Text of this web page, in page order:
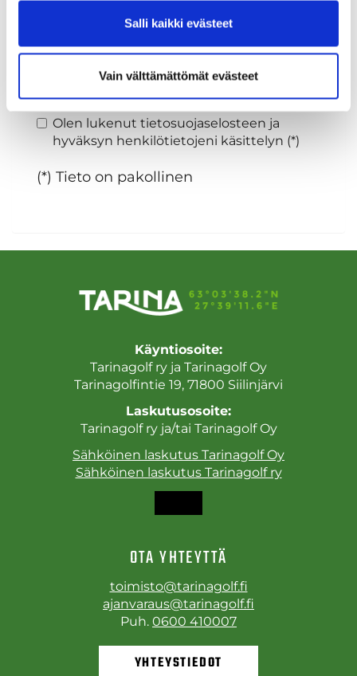
Salli kaikki evästeet
Vain välttämättömät evästeet
Rekisteröidy
Haluan tilata Tarina Golf uutiskirjeen
Olen lukenut tietosuojaselosteen ja
hyväksyn henkilötietojeni käsittelyn (*)
(*) Tieto on pakollinen
Käyntiosoite:
Tarinagolf ry ja Tarinagolf Oy
Tarinagolfintie 19, 71800 Siilinjärvi
Laskutusosoite:
Tarinagolf ry ja/tai Tarinagolf Oy
Sähköinen laskutus Tarinagolf Oy
Sähköinen laskutus Tarinagolf ry
OTA YHTEYTTÄ
toimisto@tarinagolf.fi
ajanvaraus@tarinagolf.fi
Puh. 0600 410007
YHTEYSTIEDOT